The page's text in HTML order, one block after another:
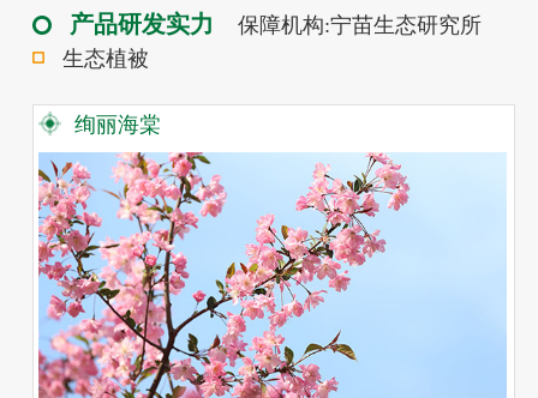
产品研发实力
保障机构:宁苗生态研究所
生态植被
绚丽海棠